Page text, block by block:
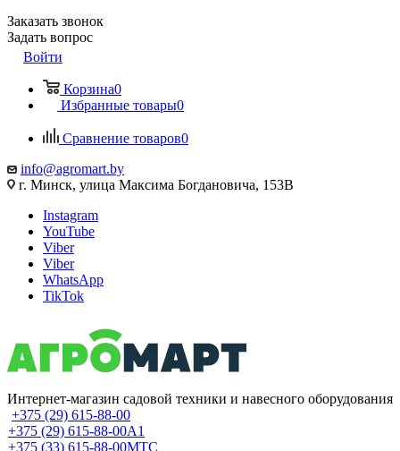
Заказать звонок
Задать вопрос
Войти
Корзина0
Избранные товары0
Сравнение товаров0
info@agromart.by
г. Минск, улица Максима Богдановича, 153В
Instagram
YouTube
Viber
Viber
WhatsApp
TikTok
Интернет-магазин садовой техники и навесного оборудования
+375 (29) 615-88-00
+375 (29) 615-88-00A1
+375 (33) 615-88-00МТС